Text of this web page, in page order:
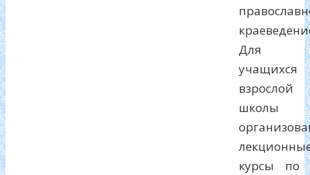
Для
учащихся
взрослой
школы
курсы по